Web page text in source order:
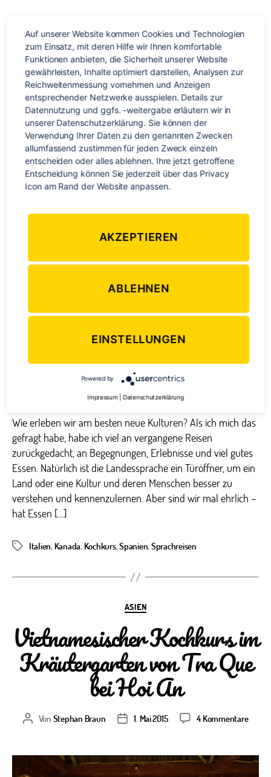
Kategorien
WELTWEIT
Sprachreisen für Foodies
Beitragsautor
VonRedaktion Veröffentlichungsdatum
29. September 2021
Keine Kommentarezu
Sprachreisen
Essen auf Reisen ist essentiell.
Wie erleben wir am besten neue Kulturen? Als ich mich das
gefragt habe, habe ich viel an vergangene Reisen
zurückgedacht, an Begegnungen, Erlebnisse und viel gutes
Essen. Natürlich ist die Landessprache ein Türöffner, um ein
Land oder eine Kultur und deren Menschen besser zu
verstehen und kennenzulernen. Aber sind wir mal ehrlich –
hat Essen […]
Schlagwörter
Italien, Kanada, Kochkurs,Spanien, Sprachreisen
Kategorien
ASIEN
Vietnamesischer Kochkurs im
Kräutergarten von Tra Que
bei Hoi An
Beitragsautor
Von Stephan Braun Veröffentlichungsdatum
1. Mai 2015 4 Kommentarezu
im
Auf unserer Website kommen Cookies und Technologien
zum Einsatz, mit deren Hilfe wir Ihnen komfortable
Funktionen anbieten, die Sicherheit unserer Website
gewährleisten, Inhalte optimiert darstellen, Analysen zur
Reichweitenmessung vornehmen und Anzeigen
entsprechender Netzwerke ausspielen. Details zur
Datennutzung und ggfs. -weitergabe erläutern wir in
unserer Datenschutzerklärung. Sie können der
Verwendung Ihrer Daten zu den genannten Zwecken
allumfassend zustimmen für jeden Zweck einzeln
entscheiden oder alles ablehnen. Ihre jetzt getroffene
Entscheidung können Sie jederzeit über das Privacy
Icon am Rand der Website anpassen.
AKZEPTIEREN
ABLEHNEN
EINSTELLUNGEN
Powered by
Impressum Datenschutzerklärung